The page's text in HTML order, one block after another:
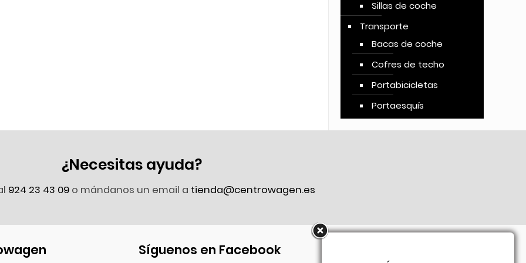
Sillas de coche
Transporte
Bacas de coche
Cofres de techo
Portabicicletas
Portaesquís
¿Necesitas ayuda?
924 23 43 09 o mándanos un email a tienda@centrowagen.es
Síguenos en Facebook